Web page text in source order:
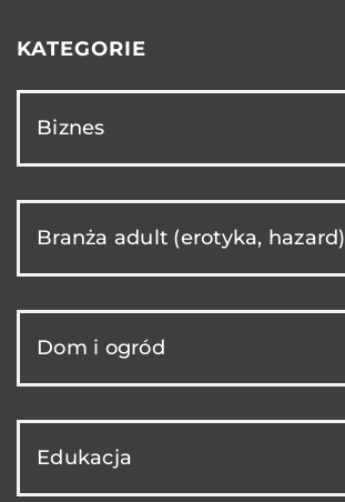
KATEGORIE
Biznes
Branża adult (erotyka, hazard)
Dom i ogród
Edukacja